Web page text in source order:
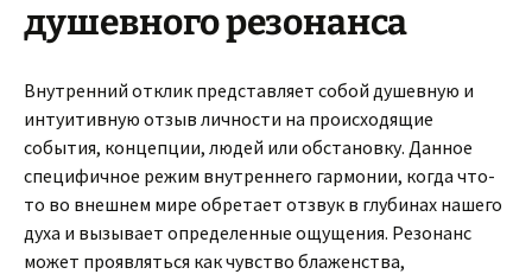
душевного резонанса
Внутренний отклик представляет собой душевную и
интуитивную отзыв личности на происходящие
события, концепции, людей или обстановку. Данное
специфичное режим внутреннего гармонии, когда что-
то во внешнем мире обретает отзвук в глубинах нашего
духа и вызывает определенные ощущения. Резонанс
может проявляться как чувство блаженства,